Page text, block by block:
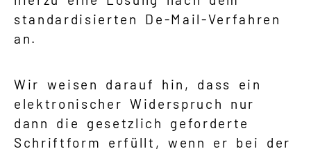
standardisierten De-Mail-Verfahren
an.
Wir weisen darauf hin, dass ein
elektronischer Widerspruch nur
dann die gesetzlich geforderte
Schriftform erfüllt, wenn er bei der